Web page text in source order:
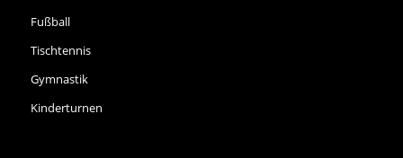
Fußball
Tischtennis
Gymnastik
Kinderturnen